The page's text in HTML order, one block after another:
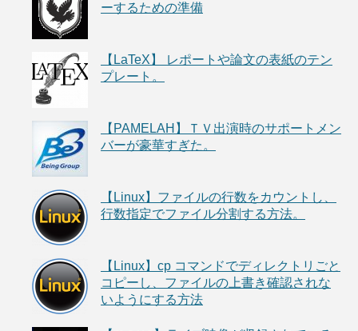
ーするための準備
【LaTeX】 レポートや論文の表紙のテン
プレート。
【PAMELAH】ＴＶ出演時のサポートメン
バーが豪華すぎた。
【Linux】ファイルの行数をカウントし、
行数指定でファイル分割する方法。
【Linux】cp コマンドでディレクトリごと
コピーし、ファイルの上書き確認されな
いようにする方法